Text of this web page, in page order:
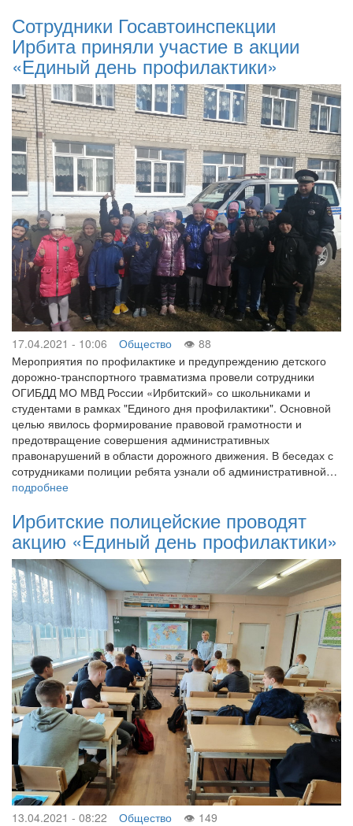
Сотрудники Госавтоинспекции
Ирбита приняли участие в акции
«Единый день профилактики»
17.04.2021 - 10:06 Общество
88
Мероприятия по профилактике и предупреждению детского
дорожно-транспортного травматизма провели сотрудники
ОГИБДД МО МВД России «Ирбитский» со школьниками и
студентами в рамках "Единого дня профилактики". Основной
целью явилось формирование правовой грамотности и
предотвращение совершения административных
правонарушений в области дорожного движения. В беседах с
сотрудниками полиции ребята узнали об административной…
подробнее
Ирбитские полицейские проводят
акцию «Единый день профилактики»
13.04.2021 - 08:22 Общество
149